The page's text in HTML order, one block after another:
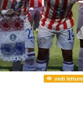
vedi letture